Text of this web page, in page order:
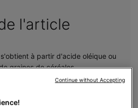
l'article
s'obtient à partir d'acide oléique ou
graines de céréales.
actif qui convient à toutes les
rougeurs.
Continue without Accepting